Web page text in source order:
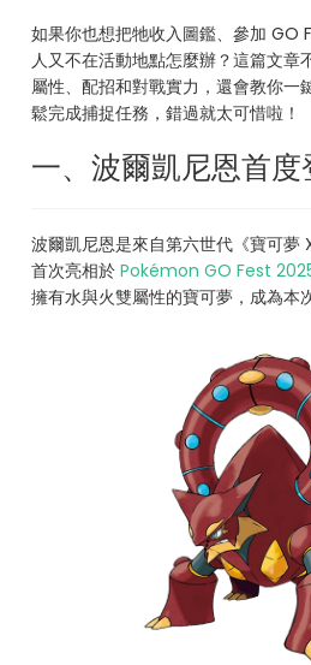
如果你也想把牠收入圖鑑、參加 GO
人又不在活動地點怎麼辦？這篇文章
屬性、配招和對戰實力，還會教你一
鬆完成捕捉任務，錯過就太可惜啦！
一、波爾凱尼恩首
波爾凱尼恩是來自第六世代《寶可夢
首次亮相於Pokémon GO Fest
擁有水與火雙屬性的寶可夢，成為本